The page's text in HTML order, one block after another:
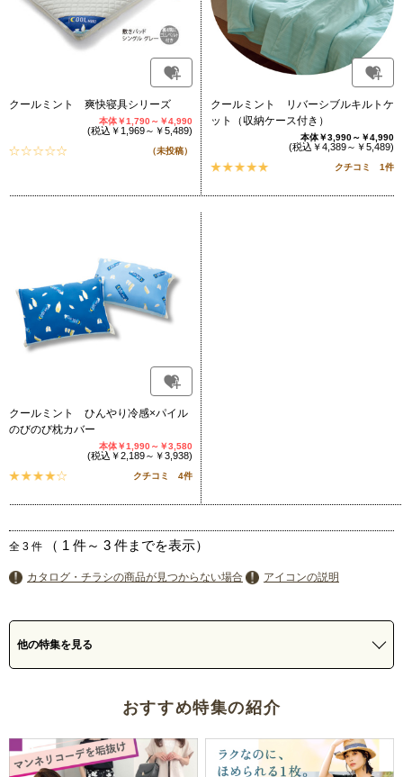
クールミント 爽快寝具シリーズ
本体￥1,790～￥4,990
(税込￥1,969～￥5,489)
（未投稿）
クールミント リバーシブルキルトケ
ット（収納ケース付き）
本体￥3,990～￥4,990
(税込￥4,389～￥5,489)
クチコミ 1件
クールミント ひんやり冷感×パイル
のびのび枕カバー
本体￥1,990～￥3,580
(税込￥2,189～￥3,938)
クチコミ 4件
全 3 件 （ 1 件～ 3 件までを表示）
カタログ・チラシの商品が見つからない場合 アイコンの説明
他の特集を見る
おすすめ特集の紹介